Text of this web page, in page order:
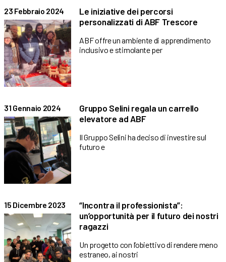
23 Febbraio 2024
Le iniziative dei percorsi
personalizzati di ABF Trescore
ABF offre un ambiente di apprendimento
inclusivo e stimolante per
31 Gennaio 2024
Gruppo Selini regala un carrello
elevatore ad ABF
Il Gruppo Selini ha deciso di investire sul
futuro e
15 Dicembre 2023
“Incontra il professionista”:
un’opportunità per il futuro dei nostri
ragazzi
Un progetto con l’obiettivo di rendere meno
estraneo, ai nostri